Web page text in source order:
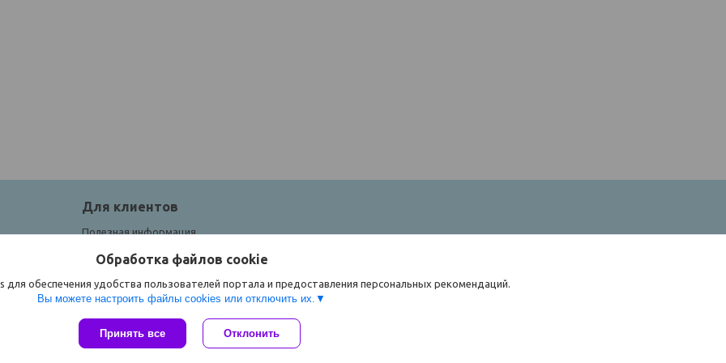
Для клиентов
Полезная информация
Сайт создан на платформе Deal.by
Политика обработки файлов cookies
Обработка файлов cookie
обеспечения удобства пользователей портала и предоставления персональных рекомендаций.
Вы можете настроить файлы cookies или отключить их.
Принять все Отклонить